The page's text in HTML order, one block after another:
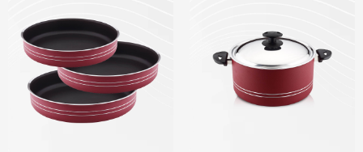
Arian
Nonstick
Tepsiler
Nonstick
Tencereler